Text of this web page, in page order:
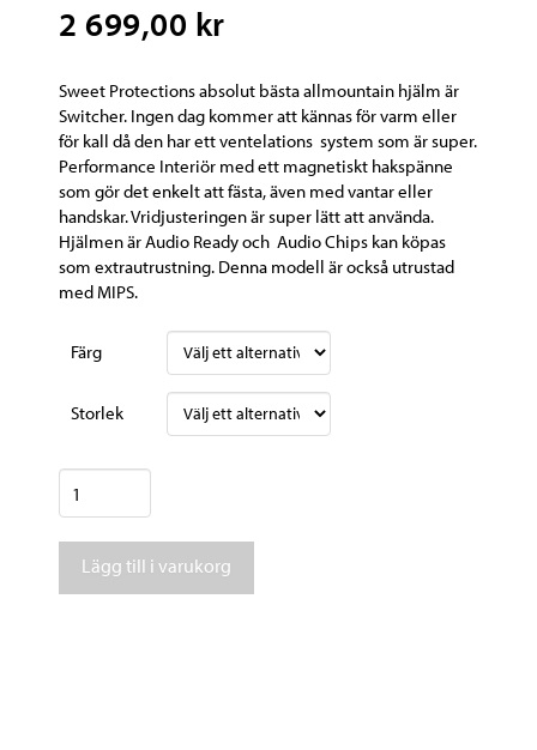
2 699,00 kr
Sweet Protections absolut bästa allmountain hjälm är
Switcher. Ingen dag kommer att kännas för varm eller
för kall då den har ett ventelations system som är super.
Performance Interiör med ett magnetiskt hakspänne
som gör det enkelt att fästa, även med vantar eller
handskar.Vridjusteringen är super lätt att använda.
Hjälmen är Audio Ready och Audio Chips kan köpas
som extrautrustning. Denna modell är också utrustad
med MIPS.
Färg
Storlek
Sweet
Protection
Switcher
MipsLägg till i varukorg